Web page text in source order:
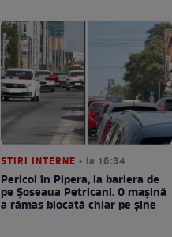
STIRI INTERNE • la 16:34
Pericol în Pipera, la bariera de
pe Șoseaua Petricani. O mașină
a rămas blocată chiar pe șine